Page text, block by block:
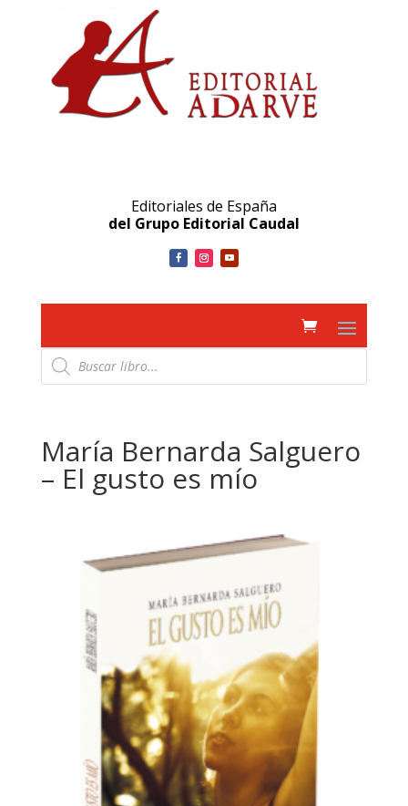
Editoriales de España
del Grupo Editorial Caudal
Búsqueda
de
productos
María Bernarda Salguero
– El gusto es mío